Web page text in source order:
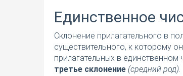
Единственное
Склонение прилагательного в
существительного, к которому
прилагательных в единственном
третье склонение (средний род).